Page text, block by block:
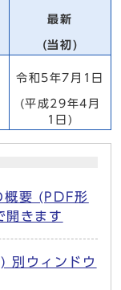
最新
(当初)
令和5年7月1日
(平成29年4月
1日)
概要 (PDF形
きます
別ウィンドウ